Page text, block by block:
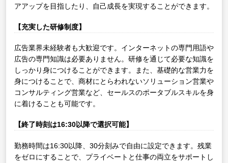
アアップを目指したり、自己成長を実現することができます。
【充実した研修制度】
広告業界未経験者も大歓迎です。インターネットの専門用語や
広告の専門知識は必要ありません。研修を通じて必要な知識を
しっかり身につけることができます。また、基礎的な営業力を
身につけることで、商材にとらわれないソリューション営業や
コンサルティング営業など、セールスのポータブルスキルを身
に着けることも可能です。
【終了時刻は16:30以降で選択可能】
勤務時間は16:30以降、30分刻みで自由に設定できます。残業
をゼロにすることで、プライベートと仕事の両立をサポートし